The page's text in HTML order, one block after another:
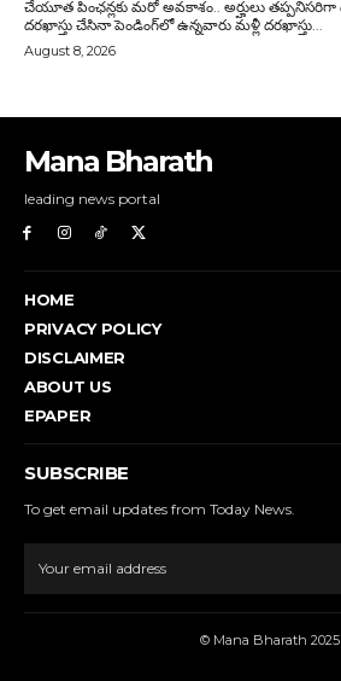
Mana Bharath
leading news portal
HOME
PRIVACY POLICY
DISCLAIMER
ABOUT US
EPAPER
SUBSCRIBE
To get email updates from Today News.
© Mana Bharath 2025